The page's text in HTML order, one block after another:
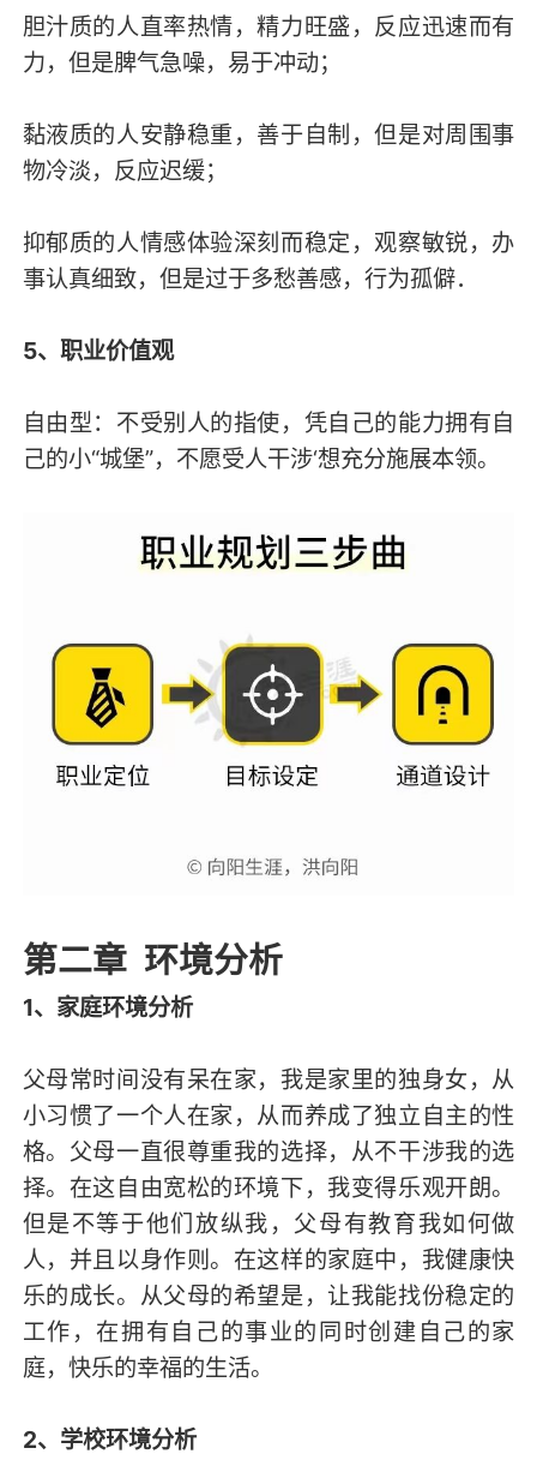
胆汁质的人直率热情，精力旺盛，反应迅速而有
力，但是脾气急噪，易于冲动；
黏液质的人安静稳重，善于自制，但是对周围事
物冷淡，反应迟缓；
抑郁质的人情感体验深刻而稳定，观察敏锐，办
事认真细致，但是过于多愁善感，行为孤僻．
5、职业价值观
自由型：不受别人的指使，凭自己的能力拥有自
己的小“城堡”，不愿受人干涉‘想充分施展本领。
第二章 环境分析
1、家庭环境分析
父母常时间没有呆在家，我是家里的独身女，从
小习惯了一个人在家，从而养成了独立自主的性
格。父母一直很尊重我的选择，从不干涉我的选
择。在这自由宽松的环境下，我变得乐观开朗。
但是不等于他们放纵我，父母有教育我如何做
人，并且以身作则。在这样的家庭中，我健康快
乐的成长。从父母的希望是，让我能找份稳定的
工作，在拥有自己的事业的同时创建自己的家
庭，快乐的幸福的生活。
2、学校环境分析